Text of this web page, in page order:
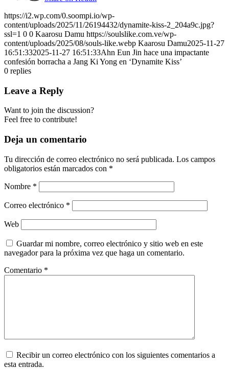
https://i2.wp.com/0.soompi.io/wp-
content/uploads/2025/11/26194432/dynamite-kiss-2_204a9c.jpg?
ssl=1 0 0 Kaarosu Damu https://soulslike.com.ve/wp-
content/uploads/2025/08/souls-like.webp Kaarosu Damu2025-11-27
16:51:332025-11-27 16:51:33Ahn Eun Jin hace una impactante
confesión borracha a Jang Ki Yong en ‘Dynamite Kiss’
0 replies
Leave a Reply
Want to join the discussion?
Feel free to contribute!
Deja un comentario
Tu dirección de correo electrónico no será publicada. Los campos
obligatorios están marcados con *
Nombre *
Correo electrónico *
Web
Guardar mi nombre, correo electrónico y sitio web en este
navegador para la próxima vez que haga un comentario.
Comentario *
Recibir un correo electrónico con los siguientes comentarios a
esta entrada.